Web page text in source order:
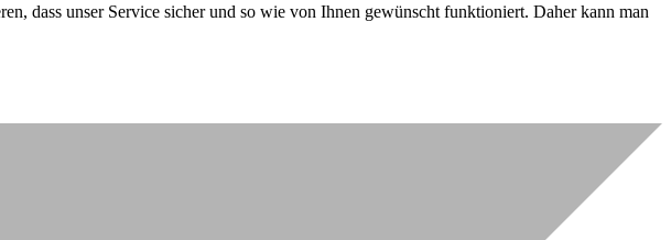
dass unser Service sicher und so wie von Ihnen gewünscht funktioniert. Daher kann man